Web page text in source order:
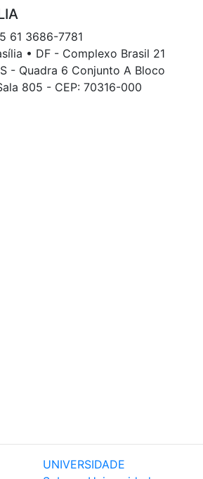
61 3686-7781
• DF - Complexo Brasil 21
- Quadra 6 Conjunto A Bloco
805 - CEP: 70316-000
UNIVERSIDADE